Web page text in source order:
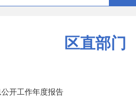
区直部门
开工作年度报告